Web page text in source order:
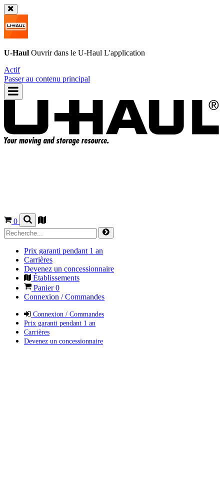
U-Haul Ouvrir dans le U-Haul L'application
Actif
Passer au contenu principal
0
Prix garanti pendant 1 an
Carrières
Devenez un concessionnaire
Établissements
Panier0
Connexion / Commandes
Connexion / Commandes
Prix garanti pendant 1 an
Carrières
Devenez un concessionnaire